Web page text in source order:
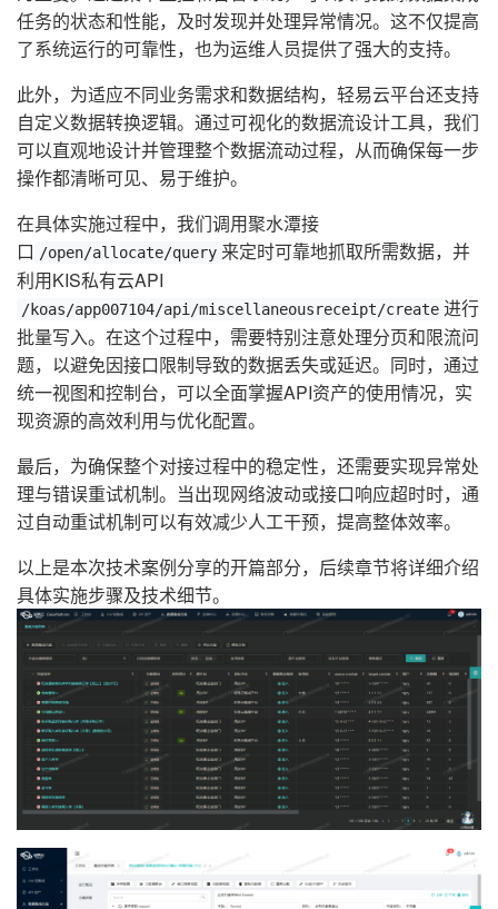
任务的状态和性能，及时发现并处理异常情况。这不仅提高
了系统运行的可靠性，也为运维人员提供了强大的支持。
此外，为适应不同业务需求和数据结构，轻易云平台还支持
自定义数据转换逻辑。通过可视化的数据流设计工具，我们
可以直观地设计并管理整个数据流动过程，从而确保每一步
操作都清晰可见、易于维护。
在具体实施过程中，我们调用聚水潭接
口 /open/allocate/query 来定时可靠地抓取所需数据，并
利用KIS私有云API
/koas/app007104/api/miscellaneousreceipt/create 进行
批量写入。在这个过程中，需要特别注意处理分页和限流问
题，以避免因接口限制导致的数据丢失或延迟。同时，通过
统一视图和控制台，可以全面掌握API资产的使用情况，实
现资源的高效利用与优化配置。
最后，为确保整个对接过程中的稳定性，还需要实现异常处
理与错误重试机制。当出现网络波动或接口响应超时时，通
过自动重试机制可以有效减少人工干预，提高整体效率。
以上是本次技术案例分享的开篇部分，后续章节将详细介绍
具体实施步骤及技术细节。